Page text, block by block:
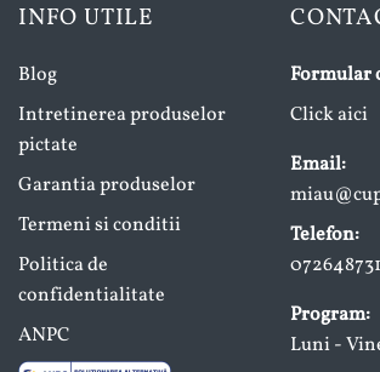
INFO UTILE
Blog
Intretinerea produselor
pictate
Garantia produselor
Termeni si conditii
Politica de
confidentialitate
ANPC
Formular
Click aici
Email:
Telefon:
Program:
Luni -